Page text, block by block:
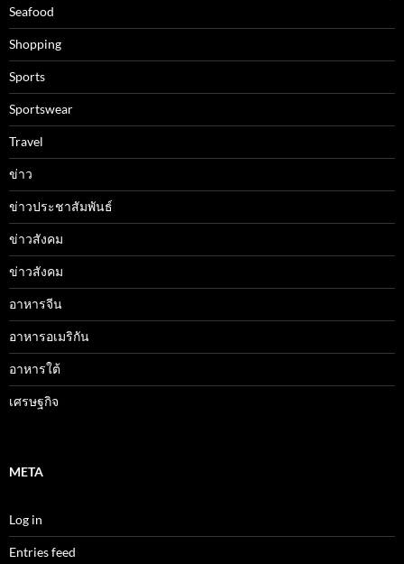
Seafood
Shopping
Sports
Sportswear
Travel
ข่าว
ข่าวประชาสัมพันธ์
ข่าวสังคม
ข่าวสังคม
อาหารจีน
อาหารอเมริกัน
อาหารใต้
เศรษฐกิจ
META
Log in
Entries feed